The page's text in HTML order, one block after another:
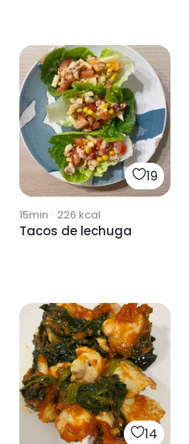
19
15min · 226 kcal
Tacos de lechuga
14